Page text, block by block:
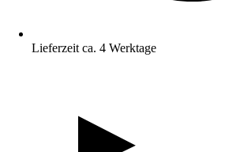
Lieferzeit ca. 4 Werktage